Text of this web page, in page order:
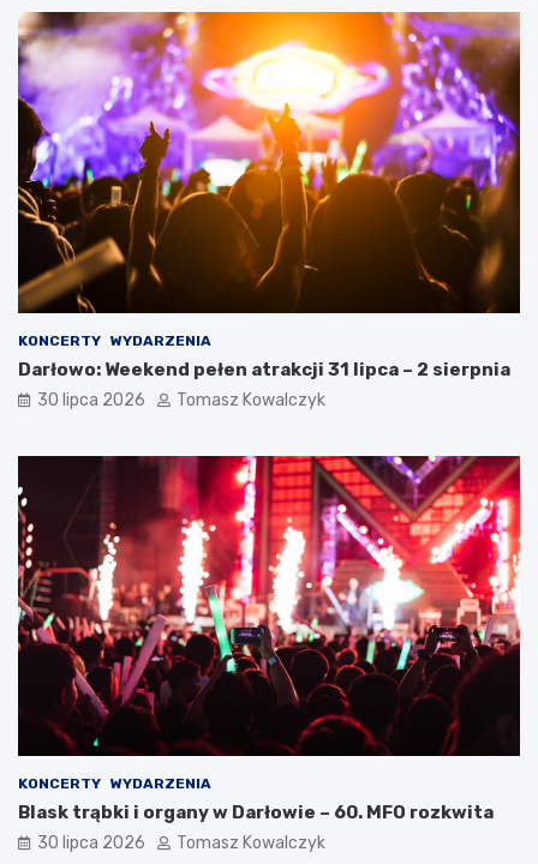
KONCERTY WYDARZENIA
Darłowo: Weekend pełen atrakcji 31 lipca – 2 sierpnia
30 lipca 2026 Tomasz Kowalczyk
KONCERTY WYDARZENIA
Blask trąbki i organy w Darłowie – 60. MFO rozkwita
30 lipca 2026 Tomasz Kowalczyk